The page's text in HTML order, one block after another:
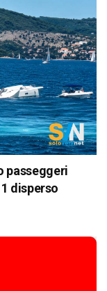
passeggeri
disperso